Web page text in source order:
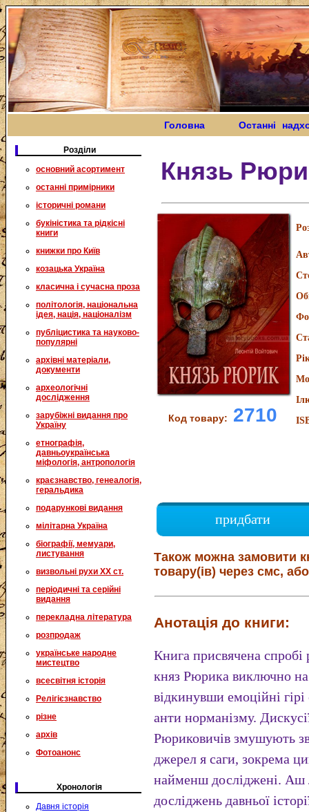
Головна Останні
Розділи
основний асортимент
останні примірники
історичні романи
букіністика та рідкісні
книги
книжки про Київ
козацька Україна
класична і сучасна проза
політологія, національна
ідея, нація, націоналізм
публіцистика та науково-
популярні
архівні матеріали,
документи
археологічні
дослідження
зарубіжні видання про
Україну
етнографія,
давньоукраїнська
міфологія, антропологія
краєзнавство, генеалогія,
геральдика
подарункові видання
мілітарна Україна
біографії, мемуари,
листування
визвольні рухи XX ст.
періодичні та серійні
видання
перекладна література
розпродаж
українське народне
мистецтво
всесвітня історія
Релігієзнавство
різне
архів
Фотоанонс
Хронологія
Давня історія
Князь
Код товару: 2710
придбати
Також можна замовити
товару(ів) через смс,
Анотація до книги:
Книга присвячена спробі
княз Рюрика виключно на
відкинувши емоційні гірі
анти норманізму.
Рюриковичів змушують
джерел я саги, зокрема
найменш досліджені. Аш
досліджень давньої